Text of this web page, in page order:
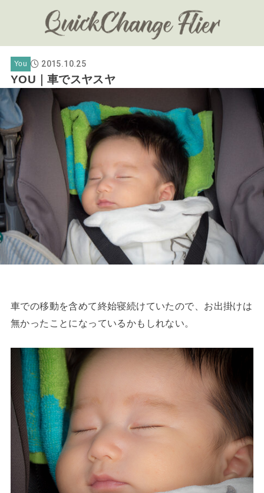
You 2015.10.25
YOU｜車でスヤスヤ
車での移動を含めて終始寝続けていたので、お出掛けは
無かったことになっているかもしれない。